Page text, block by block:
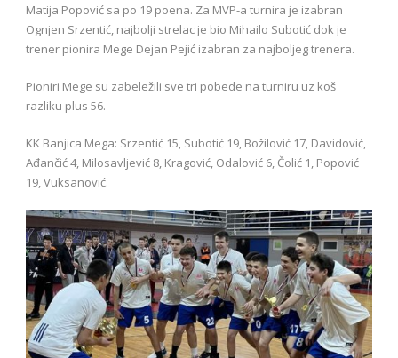
Matija Popović sa po 19 poena. Za MVP-a turnira je izabran
Ognjen Srzentić, najbolji strelac je bio Mihailo Subotić dok je
trener pionira Mege Dejan Pejić izabran za najboljeg trenera.
Pioniri Mege su zabeležili sve tri pobede na turniru uz koš
razliku plus 56.
KK Banjica Mega: Srzentić 15, Subotić 19, Božilović 17, Davidović,
Ađančić 4, Milosavljević 8, Kragović, Odalović 6, Čolić 1, Popović
19, Vuksanović.